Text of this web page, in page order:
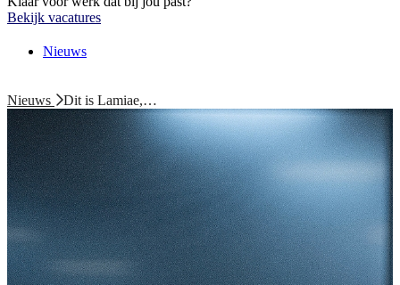
Bekijk vacatures
Nieuws
Nieuws Dit is Lamiae,…